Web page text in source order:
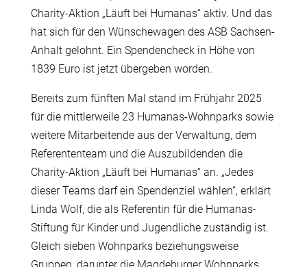
Charity-Aktion „Läuft bei Humanas“ aktiv. Und das
hat sich für den Wünschewagen des ASB Sachsen-
Anhalt gelohnt. Ein Spendencheck in Höhe von
1839 Euro ist jetzt übergeben worden.
Bereits zum fünften Mal stand im Frühjahr 2025
für die mittlerweile 23 Humanas-Wohnparks sowie
weitere Mitarbeitende aus der Verwaltung, dem
Referententeam und die Auszubildenden die
Charity-Aktion „Läuft bei Humanas“ an. „Jedes
dieser Teams darf ein Spendenziel wählen“, erklärt
Linda Wolf, die als Referentin für die Humanas-
Stiftung für Kinder und Jugendliche zuständig ist.
Gleich sieben Wohnparks beziehungsweise